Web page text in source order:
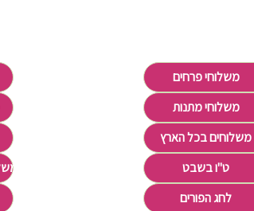
משלוחי פרחים
משלוחי מתנות
משלוחים בכל הארץ
ט"ו בשבט
לחג הפורים